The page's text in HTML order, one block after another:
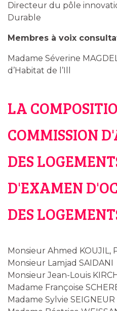
Directeur du pôle
Durable
Membres à voix
Madame Séverine
d’Habitat de l’Ill
LA
COMMISSION
DES
D'EXAMEN
DES
Monsieur Ahmed KOUJIL,
Monsieur Lamjad SAIDANI
Monsieur Jean-Louis
Madame Françoise
Madame Sylvie SEIGNEUR